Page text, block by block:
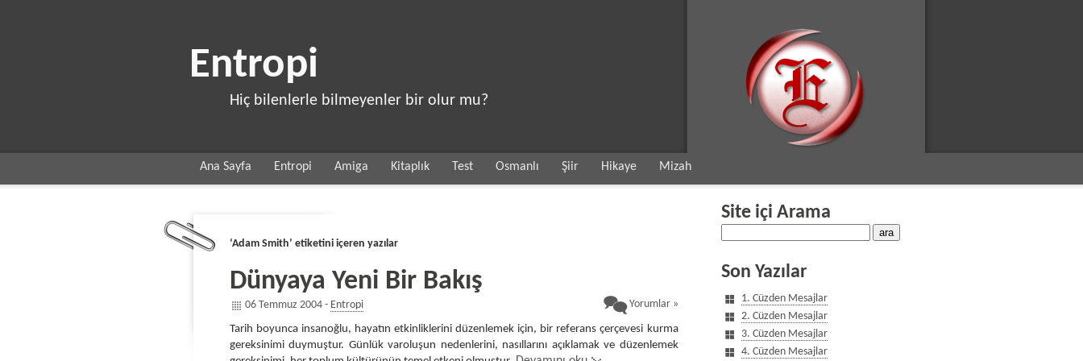
Entropi
Hiç bilenlerle bilmeyenler bir olur mu?
Ana Sayfa Entropi Amiga Kitaplık Test Osmanlı Şiir Hikaye Mizah
‘Adam Smith’ etiketini içeren yazılar
Dünyaya Yeni Bir Bakış
06 Temmuz 2004 - Entropi Yorumlar »
Tarih boyunca insanoğlu, hayatın etkinliklerini düzenlemek için, bir referans çerçevesi kurma
gereksinimi duymuştur. Günlük varoluşun nedenlerini, nasıllarını açıklamak ve düzenlemek
Site içi Arama
Son Yazılar
1. Cüzden Mesajlar
2. Cüzden Mesajlar
3. Cüzden Mesajlar
4. Cüzden Mesajlar